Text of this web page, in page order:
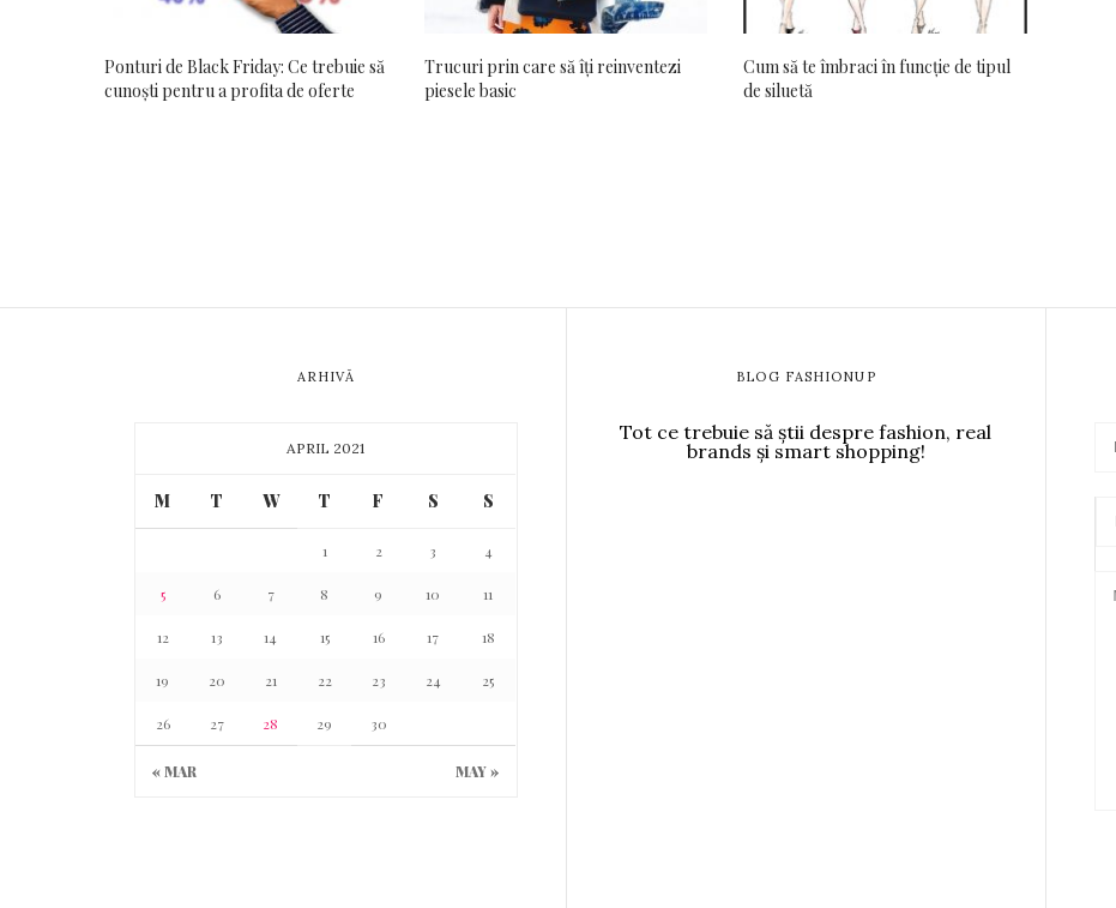
Ponturi de Black Friday: Ce trebuie să
cunoști pentru a profita de oferte
Trucuri prin care să îți reinventezi
piesele basic
Cum să te îmbraci în funcție de tipul
de siluetă
ARHIVĂ
APRIL 2021
M T W T F S S
« MAR MAY »
1 2 3 4
5 6 7 8 9 10 11
12 13 14 15 16 17 18
19 20 21 22 23 24 25
26 27 28 29 30
BLOG FASHIONUP
Tot ce trebuie să știi despre fashion, real
brands și smart shopping!